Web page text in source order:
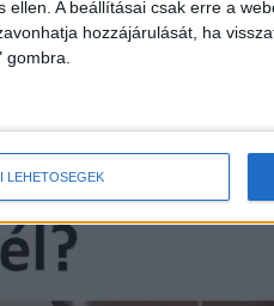
ellen. A beállításai csak erre a
hozzájárulását, ha
LEHETŐSÉGEK